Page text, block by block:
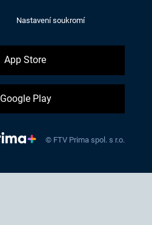
Nastavení soukromí
App Store
Google Play
© FTV Prima spol. s r.o.